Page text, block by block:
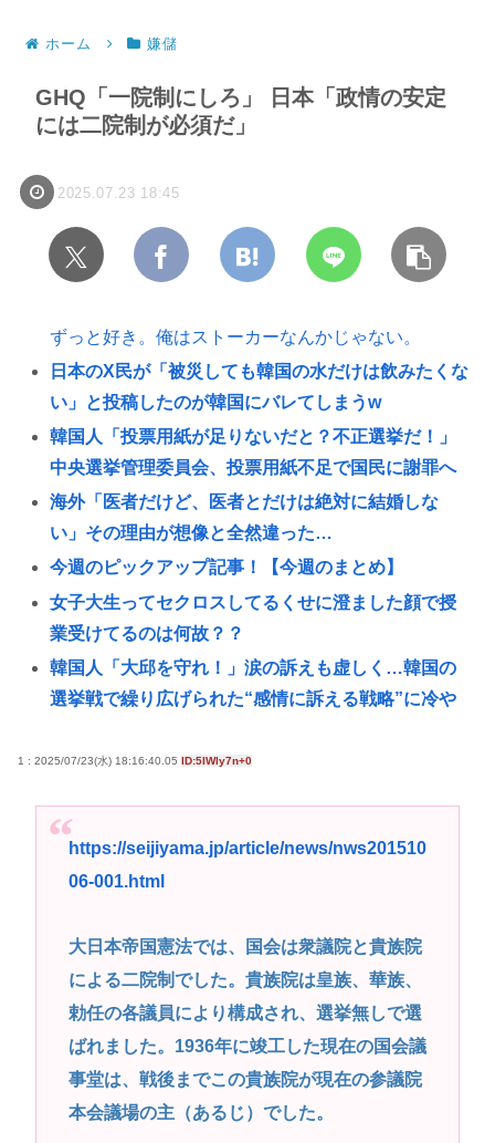
ホーム 嫌儲
GHQ「一院制にしろ」 日本「政情の安定
には二院制が必須だ」
2025.07.23 18:45
ずっと好き。俺はストーカーなんかじゃない。
日本のX民が「被災しても韓国の水だけは飲みたくな
い」と投稿したのが韓国にバレてしまうw
韓国人「投票用紙が足りないだと？不正選挙だ！」
中央選挙管理委員会、投票用紙不足で国民に謝罪へ
海外「医者だけど、医者とだけは絶対に結婚しな
い」その理由が想像と全然違った…
今週のピックアップ記事！【今週のまとめ】
女子大生ってセクロスしてるくせに澄ました顔で授
業受けてるのは何故？？
韓国人「大邱を守れ！」涙の訴えも虚しく…韓国の
選挙戦で繰り広げられた“感情に訴える戦略”に冷や
就活女子大生「マジでどうしよう。手取り20万超え
ワイの上司がカラオケでT-BOLANばっかり歌うんや
音楽愛好家「クラシック音楽のオーケストラはガラ
ガラなのに、ゲーム音楽のオーケストラは満員…本
当にイライラする」
高市早苗さん、憧れのバンドを官邸に招き、自身の
サイン入りドラム・スティックをプレゼントw
若くて美人なママと親友の淫らな行為内容を毎回聞
1 : 2025/07/23(水) 18:16:40.05 ID:5IWly7n+0
https://seijiyama.jp/article/news/nws201510
06-001.html
大日本帝国憲法では、国会は衆議院と貴族院
による二院制でした。貴族院は皇族、華族、
勅任の各議員により構成され、選挙無しで選
ばれました。1936年に竣工した現在の国会議
事堂は、戦後までこの貴族院が現在の参議院
本会議場の主（あるじ）でした。